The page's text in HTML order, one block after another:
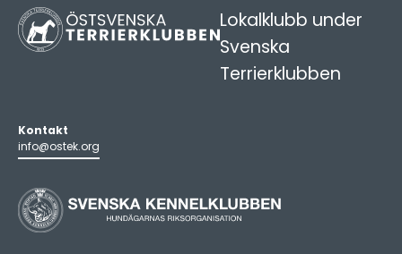
Lokalklubb under
Svenska
Terrierklubben
Kontakt
info@ostek.org